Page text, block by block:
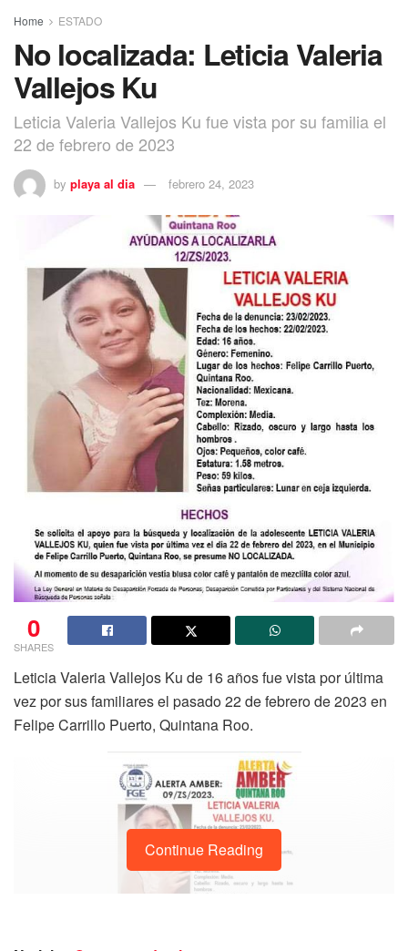
Home ESTADO
No localizada: Leticia Valeria
Vallejos Ku
Leticia Valeria Vallejos Ku fue vista por su familia el
22 de febrero de 2023
by playa al dia febrero 24, 2023
0
SHARES
Leticia Valeria Vallejos Ku de 16 años fue vista por última
vez por sus familiares el pasado 22 de febrero de 2023 en
Felipe Carrillo Puerto, Quintana Roo.
Continue Reading